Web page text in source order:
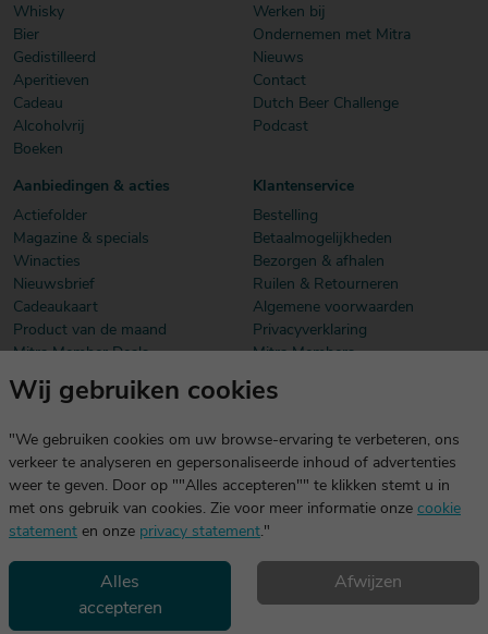
Whisky
Bier
Gedistilleerd
Aperitieven
Cadeau
Alcoholvrij
Boeken
Werken bij
Ondernemen met Mitra
Nieuws
Contact
Dutch Beer Challenge
Podcast
Aanbiedingen & acties
Actiefolder
Magazine & specials
Winacties
Nieuwsbrief
Cadeaukaart
Product van de maand
Mitra Member Deals
Klantenservice
Bestelling
Betaalmogelijkheden
Bezorgen & afhalen
Ruilen & Retourneren
Algemene voorwaarden
Privacyverklaring
Mitra Members
Download onze app
dezelfde gegevens die je voor mitra.nl gebruikt.
Geniet, maar drink met mate. Geen 18 geen alcohol
Wij gebruiken cookies
"We gebruiken cookies om uw browse-ervaring te verbeteren, ons
verkeer te analyseren en gepersonaliseerde inhoud of advertenties
weer te geven. Door op ""Alles accepteren"" te klikken stemt u in
met ons gebruik van cookies. Zie voor meer informatie onze cookie
statement en onze privacy statement."
Alles
accepteren
Afwijzen